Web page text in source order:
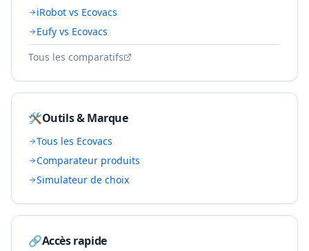
iRobot vs Ecovacs
Eufy vs Ecovacs
Tous les comparatifs
🛠️Outils & Marque
Tous les Ecovacs
Comparateur produits
Simulateur de choix
🔗Accès rapide